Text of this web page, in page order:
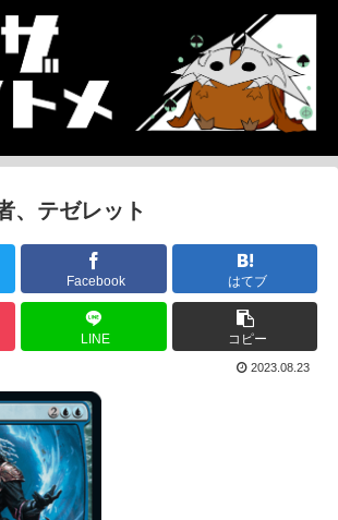
、テゼレット
Facebook はてブ
LINE コピー
2023.08.23